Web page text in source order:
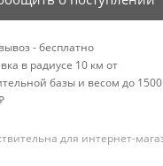
- бесплатно
в радиусе 10 км от
базы и весом до 1500
для интернет-